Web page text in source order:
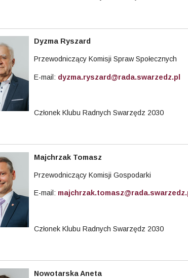
Dyzma Ryszard
Przewodniczący Komisji Spraw Społecznych
E-mail: dyzma.ryszard@rada.swarzedz.pl
Członek Klubu Radnych Swarzędz 2030
Majchrzak Tomasz
Przewodniczący Komisji Gospodarki
E-mail:
Członek Klubu Radnych Swarzędz 2030
Nowotarska Aneta